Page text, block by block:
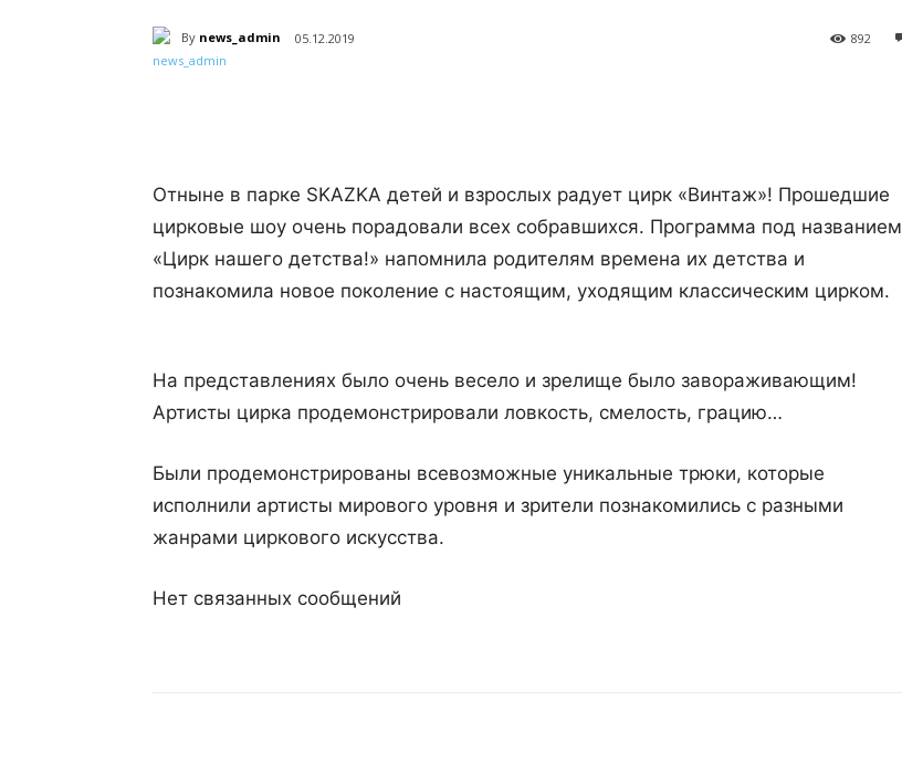
By news_admin 05.12.2019 892
Отныне в парке SKAZKA детей и взрослых радует цирк «Винтаж»! Прошедшие
цирковые шоу очень порадовали всех собравшихся. Программа под названием
«Цирк нашего детства!» напомнила родителям времена их детства и
познакомила новое поколение с настоящим, уходящим классическим цирком.
На представлениях было очень весело и зрелище было завораживающим!
Артисты цирка продемонстрировали ловкость, смелость, грацию…
Были продемонстрированы всевозможные уникальные трюки, которые
исполнили артисты мирового уровня и зрители познакомились с разными
жанрами циркового искусства.⠀
Нет связанных сообщений